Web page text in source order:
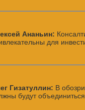
Ананьин:
для
Гизатуллин: В
будут